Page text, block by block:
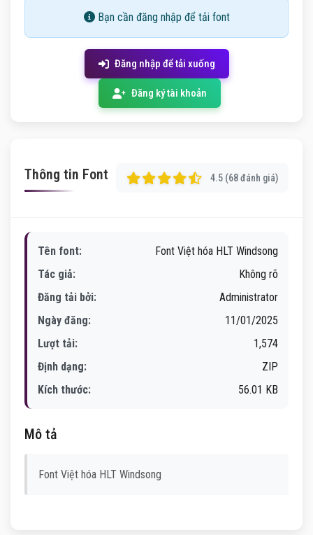
Bạn cần đăng nhập để tải font
Đăng nhập để tải xuống
Đăng ký tài khoản
Thông tin Font 4.5 (68 đánh giá)
Tên font:
Font Việt hóa HLT Windsong
Tác giả:
Không rõ
Đăng tải bởi:
Administrator
Ngày đăng:
11/01/2025
Lượt tải:
1,574
Định dạng:
ZIP
Kích thước:
56.01 KB
Mô tả
Font Việt hóa HLT Windsong